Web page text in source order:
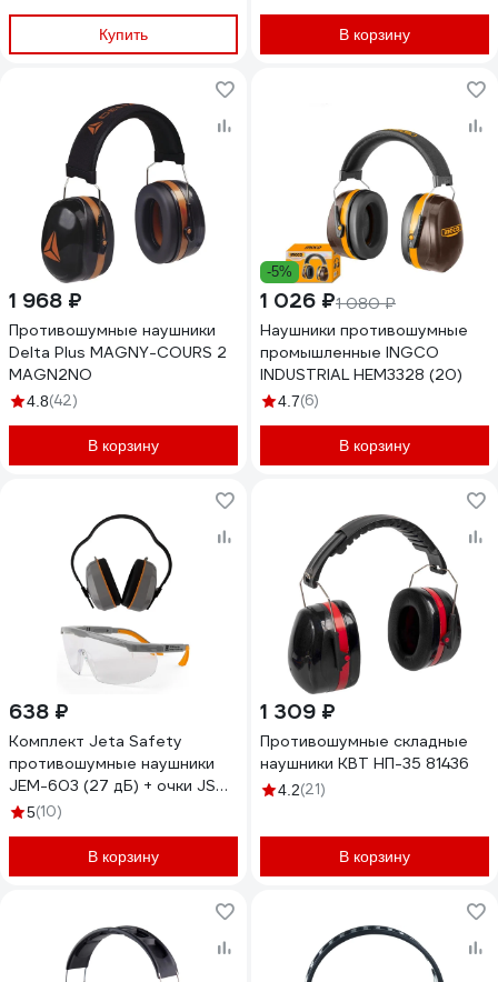
Купить В корзину
1 968 ₽
Противошумные наушники
Delta Plus MAGNY-COURS 2
MAGN2NO
4.8(42)
В корзину
-5%
1 026 ₽1 080 ₽
Наушники противошумные
промышленные INGCO
INDUSTRIAL HEM3328 (20)
4.7(6)
В корзину
638 ₽
Комплект Jeta Safety
противошумные наушники
JEM-603 (27 дБ) + очки JSG-
9911 JEM603-9911
5(10)
В корзину
1 309 ₽
Противошумные складные
наушники КВТ НП-35 81436
4.2(21)
В корзину